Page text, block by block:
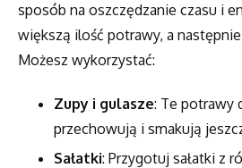
sposób na oszczędzanie czasu i
większą ilość potrawy, a
Możesz wykorzystać:
Zupy i gulasze: Te potrawy
przechowują i smakują
Sałatki: Przygotuj sałatki z